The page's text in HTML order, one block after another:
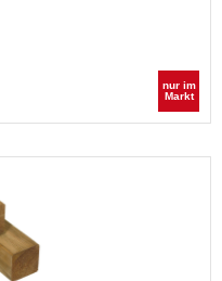
nur im
Markt